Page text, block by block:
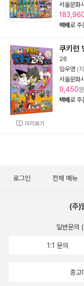
서울문화
택배로 주
미리보기
쿠키런
26
임우영 (
서울문화
9,450
택배로 주
로그인 전체 메뉴
(주)
일반문의
1:1 문의
중고